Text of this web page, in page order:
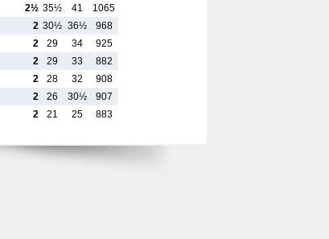
2½ 35½ 41
1065
2 30½ 36½
968
2 29 34
925
2 29 33
882
2 28 32
908
2 26 30½
907
2 21 25 883